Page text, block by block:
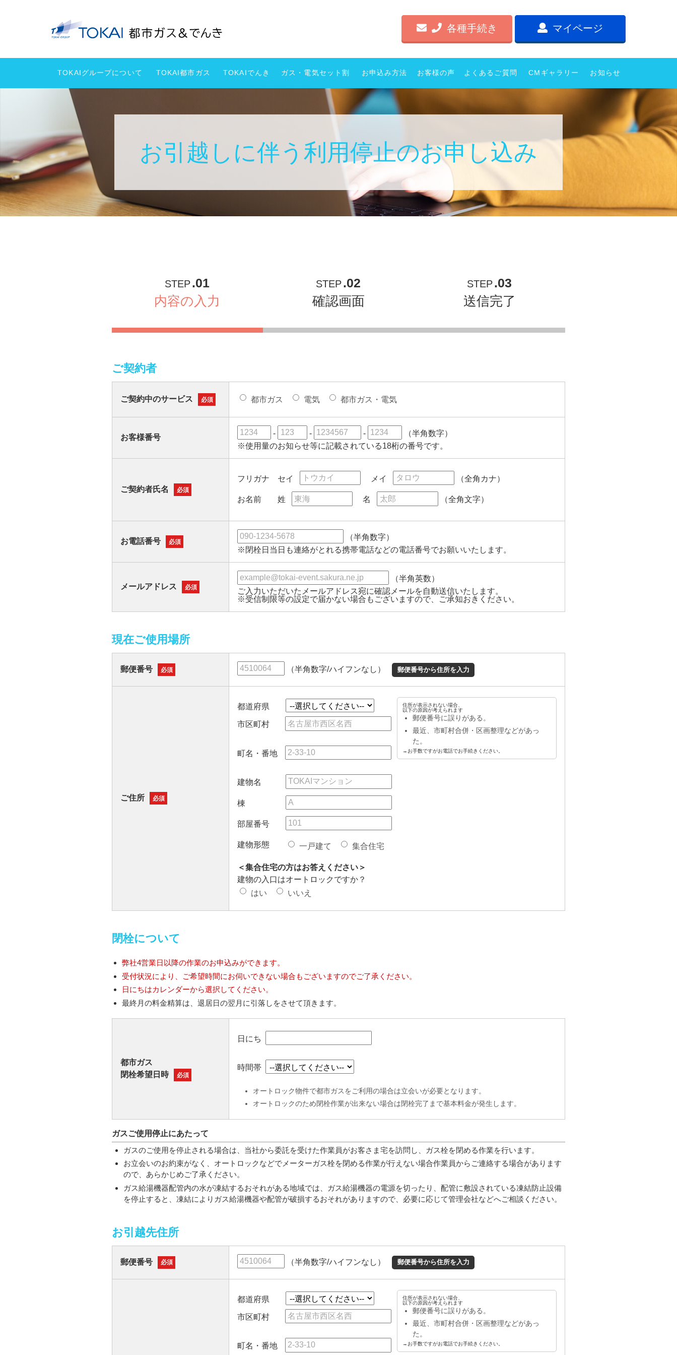
各種手続き マイページ
TOKAIグループについて TOKAI都市ガス TOKAIでんき ガス・電気セット割 お申込み方法 お客様の声 よくあるご質問 CMギャラリー お知らせ
お引越しに伴う 利用停止のお申し込み
STEP.01
内容の入力
STEP.02
確認画面
STEP.03
送信完了
ご契約者
ご契約中のサービス 必須 都市ガス 電気 都市ガス・電気
お客様番号 - - -
（半角数字）
※使用量のお知らせ等に記載されている18桁の番号です。
ご契約者氏名 必須
フリガナ セイ メイ （全角カナ）
お名前 姓 名 （全角文字）
お電話番号 必須
（半角数字）
※閉栓日当日も連絡がとれる携帯電話などの電話番号でお願いいたします。
メールアドレス 必須
（半角英数）
ご入力いただいたメールアドレス宛に確認メールを自動送信いたします。
※受信制限等の設定で届かない場合もございますので、ご承知おきください。
現在ご使用場所
郵便番号 必須 （半角数字/ハイフンなし） 郵便番号から住所を入力
ご住所 必須
都道府県
市区町村
町名・番地
建物名
棟
部屋番号
建物形態 一戸建て 集合住宅
＜集合住宅の方はお答えください＞
建物の入口はオートロックですか？
はい
いいえ
住所が表示されない場合、
以下の原因が考えられます
郵便番号に誤りがある。
最近、市町村合併・区画整理などがあっ
た。
→お手数ですがお電話でお手続きください。
閉栓について
弊社4営業日以降の作業のお申込みができます。
受付状況により、ご希望時間にお伺いできない場合もございますのでご了承ください。
日にちはカレンダーから選択してください。
最終月の料金精算は、退居日の翌月に引落しをさせて頂きます。
都市ガス
閉栓希望日時
必須
日にち
時間帯
オートロック物件で都市ガスをご利用の場合は立会いが必要となります。
オートロックのため閉栓作業が出来ない場合は閉栓完了まで基本料金が発生します。
ガスご使用停止にあたって
ガスのご使用を停止される場合は、当社から委託を受けた作業員がお客さま宅を訪問し、ガス栓を閉める作業を行います。
お立会いのお約束がなく、オートロックなどでメーターガス栓を閉める作業が行えない場合作業員からご連絡する場合があります
ので、あらかじめご了承ください。
ガス給湯機器配管内の水が凍結するおそれがある地域では、ガス給湯機器の電源を切ったり、配管に敷設されている凍結防止設備
を停止すると、凍結によりガス給湯機器や配管が破損するおそれがありますので、必要に応じて管理会社などへご相談ください。
お引越先住所
郵便番号 必須 （半角数字/ハイフンなし） 郵便番号から住所を入力
都道府県
市区町村
町名・番地
住所が表示されない場合、
以下の原因が考えられます
郵便番号に誤りがある。
最近、市町村合併・区画整理などがあっ
た。
→お手数ですがお電話でお手続きください。